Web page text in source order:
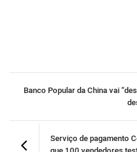
Banco Popular da China vai
Serviço de pagamento